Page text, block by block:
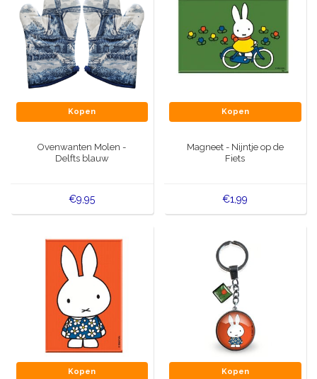
Kopen
Ovenwanten Molen -
Delfts blauw
€9,95
Kopen
Magneet - Nijntje op de
Fiets
€1,99
Kopen Kopen